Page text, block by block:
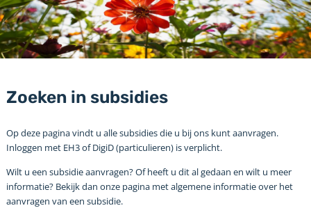
Zoeken in subsidies
Op deze pagina vindt u alle subsidies die u bij ons kunt aanvragen.
Inloggen met EH3 of DigiD (particulieren) is verplicht.
Wilt u een subsidie aanvragen? Of heeft u dit al gedaan en wilt u meer
informatie? Bekijk dan onze pagina met algemene informatie over het
aanvragen van een subsidie.